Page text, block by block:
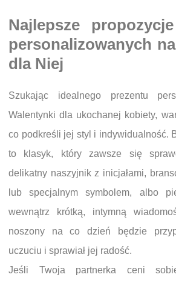
Najlepsze
personalizowanych
dla Niej
Szukając idealnego prezentu
Walentynki dla ukochanej kobiety,
co podkreśli jej styl i indywidualność.
to klasyk, który zawsze się
delikatny naszyjnik z inicjałami,
lub specjalnym symbolem, albo
wewnątrz krótką, intymną
noszony na co dzień będzie
uczuciu i sprawiał jej radość.
Jeśli Twoja partnerka ceni